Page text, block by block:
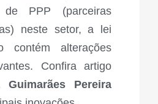
de PPP (parceiras
neste setor, a lei
contém alterações
Confira artigo
Guimarães Pereira